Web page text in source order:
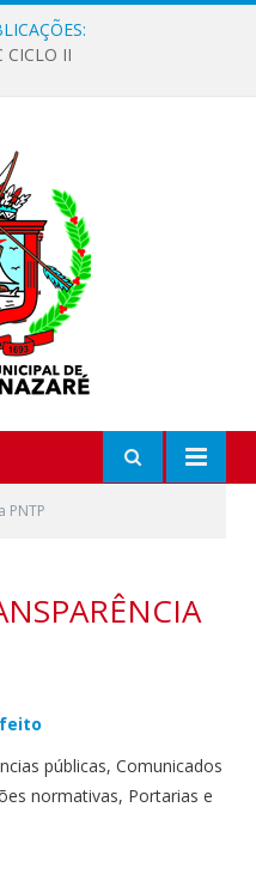
CICLO II
PNTP
públicas, Comunicados
normativas, Portarias e